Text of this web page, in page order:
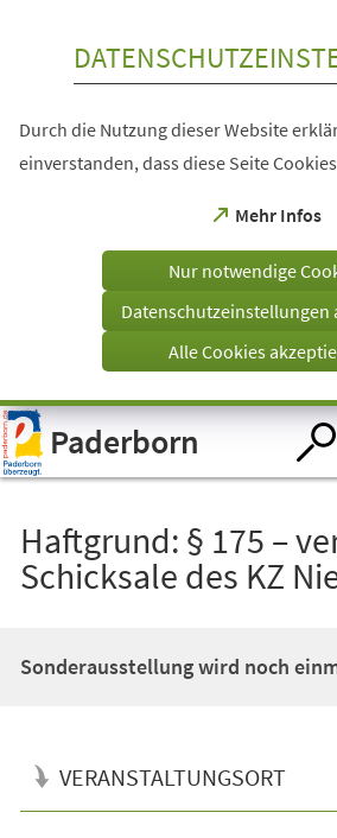
Visuelle
Assistenzsoftware
öffnen.
Durch die Nutzung dieser Website
einverstanden, dass diese Seite
Mehr Infos
(Öffnet
einem
Tab)
Nur notwendige
Datenschutzeinstellungen
Alle Cookies
Paderborn
Haftgrund: § 175 –
Schicksale des KZ
Sonderausstellung wird noch
VERANSTALTUNGSORT